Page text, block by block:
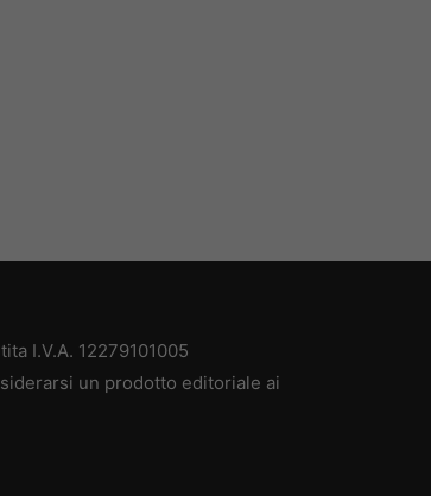
I.V.A. 12279101005
un prodotto editoriale ai